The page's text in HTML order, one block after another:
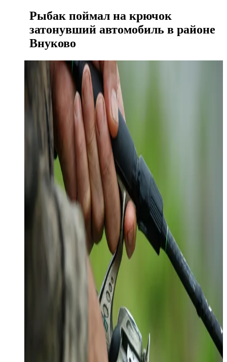
Рыбак поймал на крючок
затонувший автомобиль в районе
Внуково